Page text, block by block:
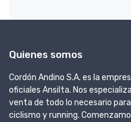
Quienes somos
Cordón Andino S.A. es la
oficiales Ansilta. Nos
venta de todo lo necesario
ciclismo y running.